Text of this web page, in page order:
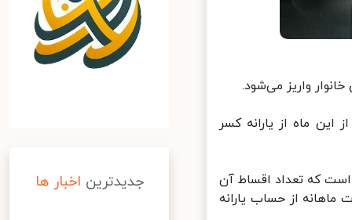
ماه از یارانه کسر
که تعداد اقساط آن
۳۵ هزار و ۱۰۰ تومان به صورت ماهانه از حساب یارانه
جدیدترین اخبار ها